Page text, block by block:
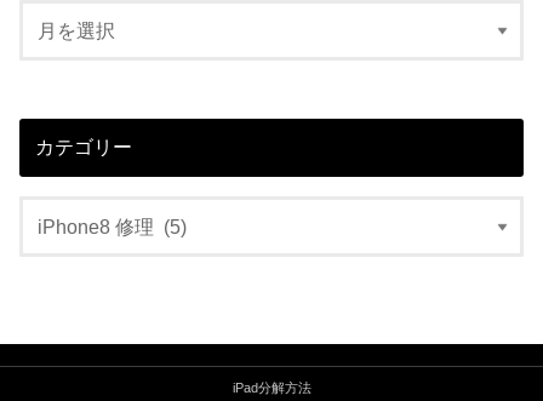
カテゴリー
iPad分解方法